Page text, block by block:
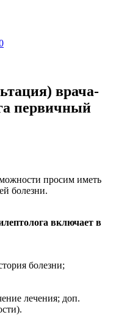
врача-
первичный
просим иметь
болезни.
включает в
болезни;
лечения; доп.